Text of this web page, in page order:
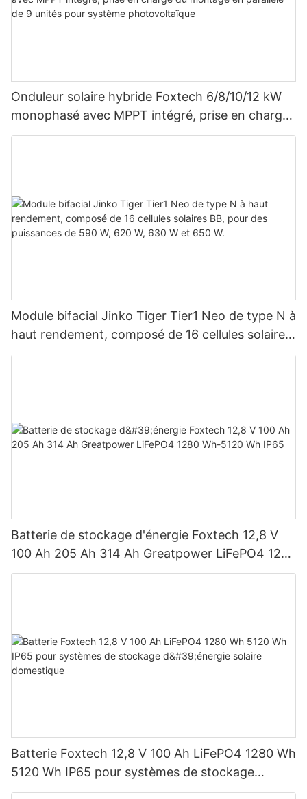
Onduleur solaire hybride Foxtech 6/8/10/12 kW
monophasé avec MPPT intégré, prise en charge
du montage en parallèle de 9 unités pour
Module bifacial Jinko Tiger Tier1 Neo de type N à
haut rendement, composé de 16 cellules solaires
BB, pour des puissances de 590 W, 620 W, 630
Batterie de stockage d'énergie Foxtech 12,8 V
100 Ah 205 Ah 314 Ah Greatpower LiFePO4 1280
Wh-5120 Wh IP65
Batterie Foxtech 12,8 V 100 Ah LiFePO4 1280 Wh
5120 Wh IP65 pour systèmes de stockage
d'énergie solaire domestique